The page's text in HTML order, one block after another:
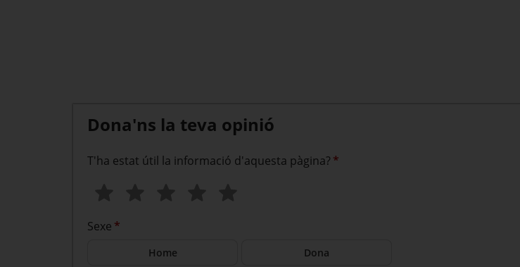
Dona'ns la teva opinió
T'ha estat útil la informació d'aquesta pàgina? *
Sexe *
Home Dona